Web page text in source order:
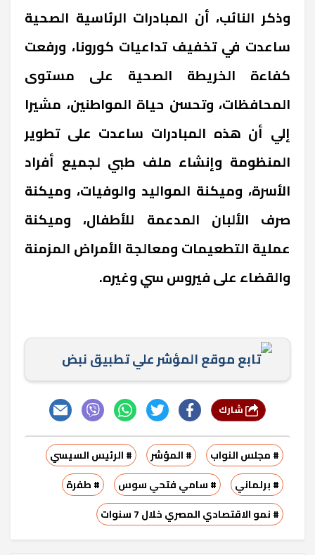
وذكر النائب، أن المبادرات الرئاسية الصحية
ساعدت في تخفيف تداعيات كورونا، ورفعت
كفاءة الخريطة الصحية على مستوى
المحافظات، وتحسن حياة المواطنين، مشيرا
إلي أن هذه المبادرات ساعدت على تطوير
المنظومة وإنشاء ملف طبي لجميع أفراد
الأسرة، وميكنة المواليد والوفيات، وميكنة
صرف الألبان المدعمة للأطفال، وميكنة
عملية التطعيمات ومعالجة الأمراض المزمنة
والقضاء على فيروس سي وغيره.
تابع موقع المؤشر علي تطبيق نبض
# مجلس النواب # المؤشر
# الرئيس السيسي
# برلماني
# سامي فتحي سوس
# طفرة
# نمو الاقتصادي المصري خلال 7 سنوات